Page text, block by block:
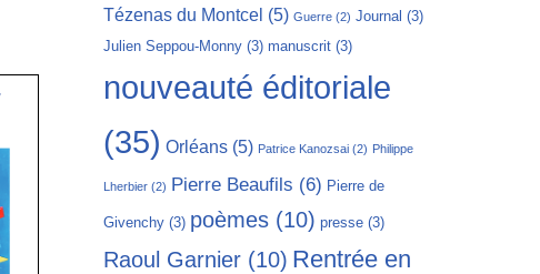
Tézenas du Montcel (5) Guerre (2) Journal (3)
Julien Seppou-Monny (3) manuscrit (3)
nouveauté éditoriale
(35) Orléans (5) Patrice Kanozsai (2) Philippe
Lherbier (2) Pierre Beaufils (6) Pierre de
Givenchy (3) poèmes (10) presse (3)
Raoul Garnier (10) Rentrée en